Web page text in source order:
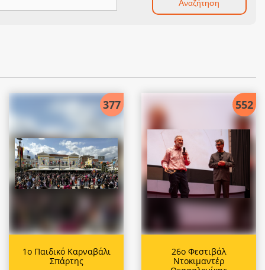
377
1ο Παιδικό Καρναβάλι
Σπάρτης
552
26ο Φεστιβάλ
Ντοκιμαντέρ